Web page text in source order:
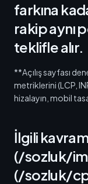
farkına
rakip aynı
teklifle alır.
**Açılış sayfası
metriklerini (LCP,
hizalayın, mobil
İlgili
(/sozluk/
(/sozluk/